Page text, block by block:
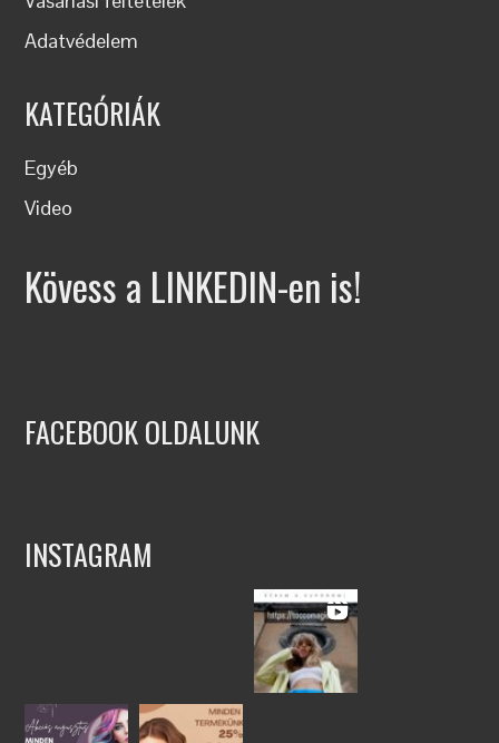
Adatvédelem
KATEGÓRIÁK
Egyéb
Video
Kövess a LINKEDIN-en is!
FACEBOOK OLDALUNK
INSTAGRAM